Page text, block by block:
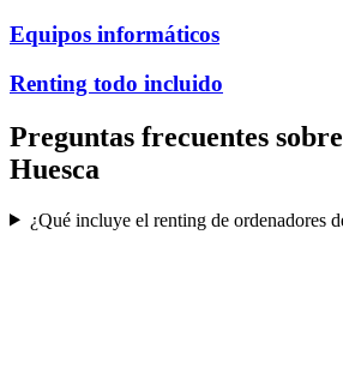
Equipos informáticos
Renting todo incluido
Preguntas frecuentes
Huesca
¿Qué incluye el renting de ordenadores